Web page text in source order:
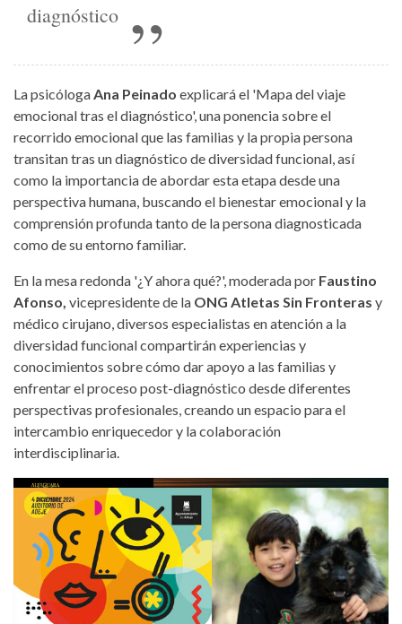
diagnóstico
La psicóloga Ana Peinado explicará el 'Mapa del viaje
emocional tras el diagnóstico', una ponencia sobre el
recorrido emocional que las familias y la propia persona
transitan tras un diagnóstico de diversidad funcional, así
como la importancia de abordar esta etapa desde una
perspectiva humana, buscando el bienestar emocional y la
comprensión profunda tanto de la persona diagnosticada
como de su entorno familiar.
En la mesa redonda '¿Y ahora qué?', moderada por Faustino
Afonso, vicepresidente de la ONG Atletas Sin Fronteras y
médico cirujano, diversos especialistas en atención a la
diversidad funcional compartirán experiencias y
conocimientos sobre cómo dar apoyo a las familias y
enfrentar el proceso post-diagnóstico desde diferentes
perspectivas profesionales, creando un espacio para el
intercambio enriquecedor y la colaboración
interdisciplinaria.
i-jornada-de-diversidad-funcional-y-
familias-de-adeje.jpg